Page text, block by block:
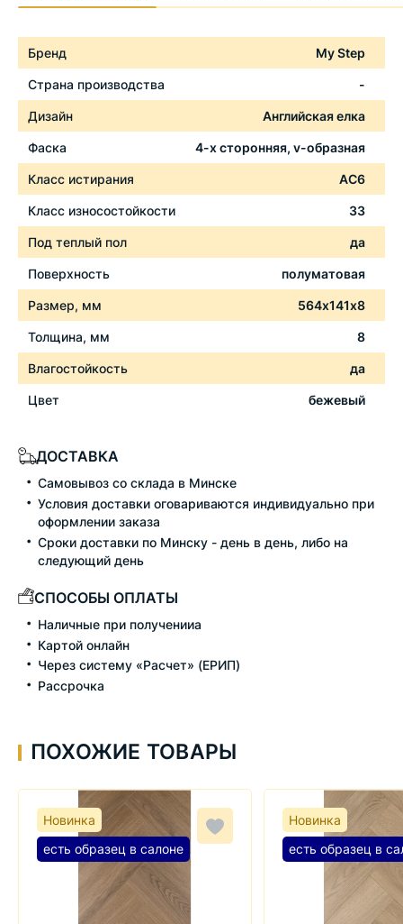
Характеристики
Бренд My Step
Страна производства -
Дизайн Английская елка
Фаска 4-х сторонняя, v-образная
Класс истирания АС6
Класс износостойкости 33
Под теплый пол да
Поверхность полуматовая
Размер, мм 564х141х8
Толщина, мм 8
Влагостойкость да
Цвет бежевый
ДОСТАВКА
Самовывоз со склада в Минске
Условия доставки оговариваются индивидуально при
оформлении заказа
Сроки доставки по Минску - день в день, либо на
следующий день
СПОСОБЫ ОПЛАТЫ
Наличные при полученииа
Картой онлайн
Через систему «Расчет» (ЕРИП)
Рассрочка
ПОХОЖИЕ ТОВАРЫ
Новинка
есть образец в салоне
Новинка
есть образец в